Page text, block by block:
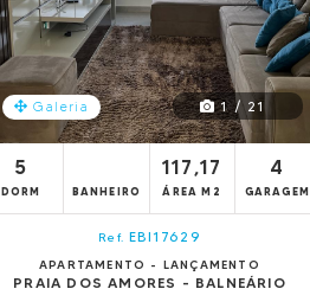
Galeria 1 / 21
5
DORM BANHEIRO
117,17
ÁREA M2
4
GARAGEM
Ref. EBI17629
APARTAMENTO - LANÇAMENTO
PRAIA DOS AMORES - BALNEÁRIO